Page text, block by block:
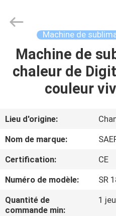
APERÇU
PRODUITS
VIDÉOS
PROPOS
DE
NOUS
Digital
Reserved.
Machine de
Machine de
chaleur de
couleur
Lieu d'origine:
Nom de marque:
Certification:
CE
Numéro de modèle:
SR
Quantité de
commande min:
1 jeu